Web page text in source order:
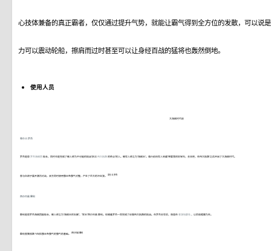
心技体兼备的真正霸者，仅仅通过提升气势，就能让霸气得到全方位的发散，可以说
力可以震动轮船，擦肩而过时甚至可以让身经百战的猛将也轰然倒地。
使用人员
大海贼时代前
哥尔·D·罗杰
罗杰是原 罗杰海贼团 船长，同时也是完成了被人称为不可能的挑战“抵达 伟大航路 的终点”的人。被世人称之为“海贼王”。临行前向世人呐喊“想要我的财宝吗，去找吧，在伟大航路”之后开启了大海贼时代。
曾与白胡子展开激烈对战，双方同时使用霸王色霸气对撞，产生了巨大的冲击波。 哥尔·D·罗杰
西尔巴兹·雷利
雷利是原罗杰海贼团副船长，被人称之为“海贼王的右腕”，“冥王”西尔巴兹·雷利。伴随着罗杰一同完成了征服伟大航路的挑战。在罗杰去世后，隐居在 香波地群岛 ，以给船镀膜为生。
雷利曾教授路飞包括霸王色霸气的霸气的基础。 西尔巴兹·雷利